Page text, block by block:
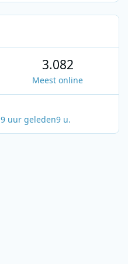
3.082
Meest online
9 uur geleden9 u.